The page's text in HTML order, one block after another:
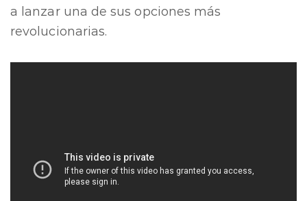
a lanzar una de sus opciones más
revolucionarias.